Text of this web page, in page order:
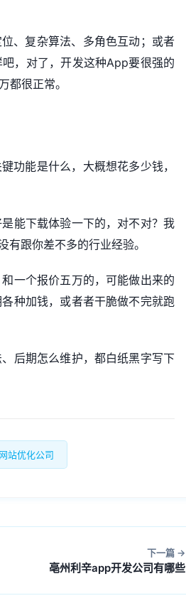
、复杂算法、多角色互动；或者
，对了，开发这种App要很强的
都很正常。
功能是什么，大概想花多少钱，
能下载体验一下的，对不对？我
跟你差不多的行业经验。
一个报价五万的，可能做出来的
种加钱，或者者干脆做不完就跑
后期怎么维护，都白纸黑字写下
站优化公司
下一篇
亳州利辛app开发公司有哪些